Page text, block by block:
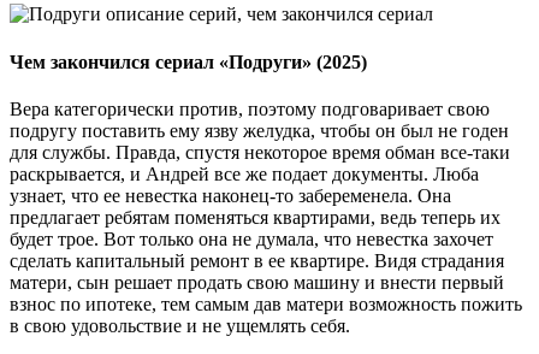
Чем закончился сериал «Подруги» (2025)
Вера категорически против, поэтому подговаривает свою
подругу поставить ему язву желудка, чтобы он был не годен
для службы. Правда, спустя некоторое время обман все-таки
раскрывается, и Андрей все же подает документы. Люба
узнает, что ее невестка наконец-то забеременела. Она
предлагает ребятам поменяться квартирами, ведь теперь их
будет трое. Вот только она не думала, что невестка захочет
сделать капитальный ремонт в ее квартире. Видя страдания
матери, сын решает продать свою машину и внести первый
взнос по ипотеке, тем самым дав матери возможность пожить
в свою удовольствие и не ущемлять себя.